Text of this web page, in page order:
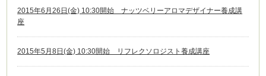
2015年6月26日(金) 10:30開始 ナッツベリーアロマデザイナー養成講
座
2015年5月8日(金) 10:30開始 リフレクソロジスト養成講座